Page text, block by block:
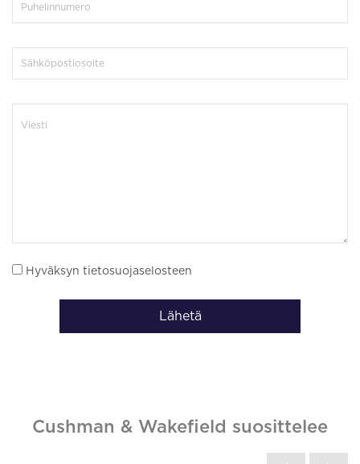
Hyväksyn tietosuojaselosteen
Lähetä
Cushman & Wakefield suosittelee